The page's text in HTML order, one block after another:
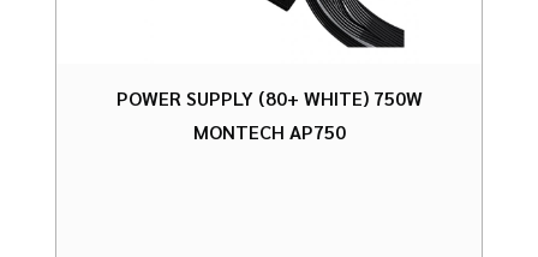
POWER SUPPLY (80+ WHITE) 750W
MONTECH AP750